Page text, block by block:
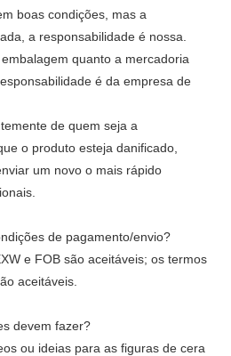
boas condições, mas a
a responsabilidade é nossa.
quanto a mercadoria
é da empresa de
de quem seja a
o produto esteja danificado,
um novo o mais rápido
de pagamento/envio?
e FOB são aceitáveis; os termos
aceitáveis.
devem fazer?
ou ideias para as figuras de cera